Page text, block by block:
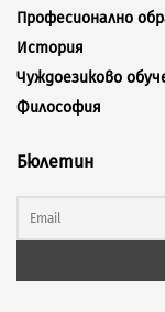
Професионално
История
Чуждоезиково
Философия
Бюлетин